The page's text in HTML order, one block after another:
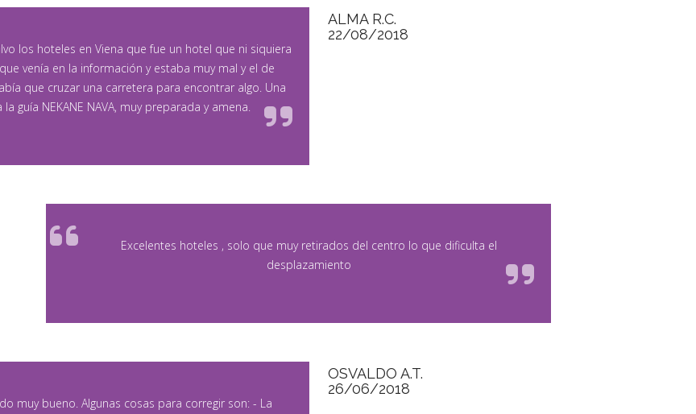
los hoteles en Viena que fue un hotel que ni siquiera
venía en la información y estaba muy mal y el de
que cruzar una carretera para encontrar algo. Una
guía NEKANE NAVA, muy preparada y amena.
ALMA R.C.
22/08/2018
Excelentes hoteles , solo que muy retirados del centro lo que dificulta el
desplazamiento
muy bueno. Algunas cosas para corregir son: - La
OSVALDO A.T.
26/06/2018